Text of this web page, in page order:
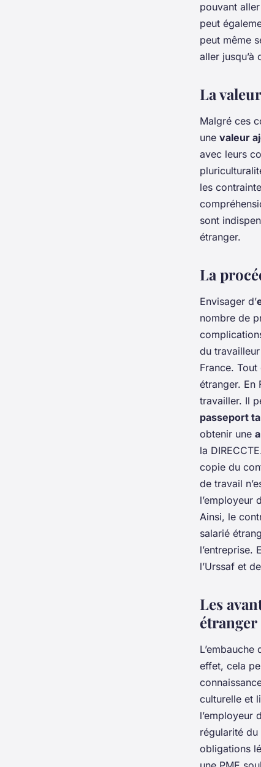
pouvant
peut
peut même
aller
La
Malgré ces
une valeur
avec leurs
les
sont
étranger.
La
Envisager d’
nombre de
du
France.
étranger. En
travailler. Il
passeport
obtenir une
la
copie du
de travail
l’employeur
Ainsi, le
salarié
l’entreprise.
l’Urssaf et
Les
étranger
effet, cela
culturelle et
l’employeur
régularité
obligations